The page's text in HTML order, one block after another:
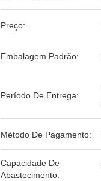
Preço:
Embalagem Padrão:
Período De Entrega:
Método De Pagamento:
Capacidade De
Abastecimento: